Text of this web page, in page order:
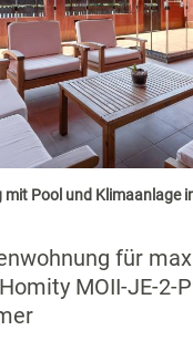
mit Pool und Klimaanlage
für
MOII-JE-2-